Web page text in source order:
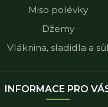
Miso polévky
Džemy
Vláknina, sladidla a sůl
INFORMACE PRO